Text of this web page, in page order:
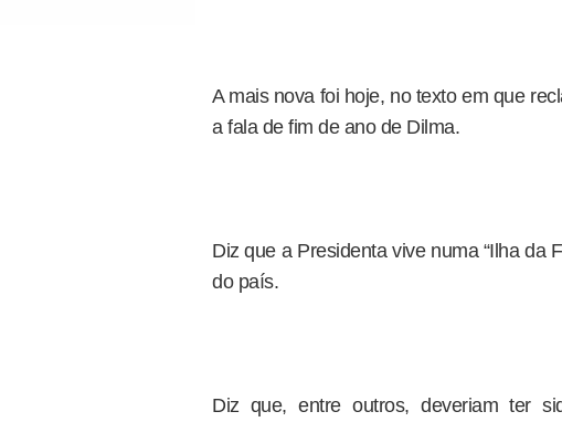
A mais nova foi hoje, no texto em que
a fala de fim de ano de Dilma.
Diz que a Presidenta vive numa “Ilha da
do país.
Diz que, entre outros, deveriam ter